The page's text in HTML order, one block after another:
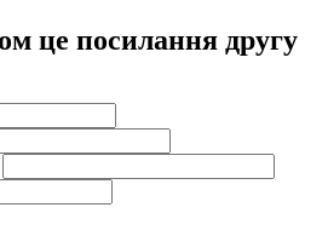
це посилання другу